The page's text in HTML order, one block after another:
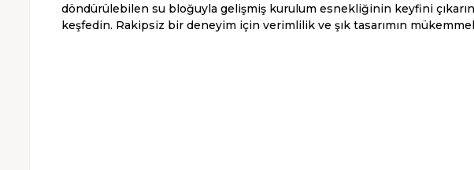
döndürülebilen su bloğuyla gelişmiş kurulum esnekliğinin keyfini
keşfedin. Rakipsiz bir deneyim için verimlilik ve şık tasarımın